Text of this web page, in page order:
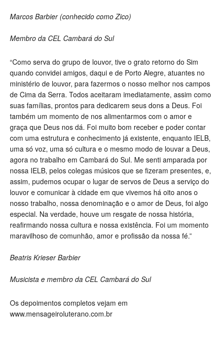
Marcos Barbier (conhecido como Zico)
Membro da CEL Cambará do Sul
“Como serva do grupo de louvor, tive o grato retorno do Sim
quando convidei amigos, daqui e de Porto Alegre, atuantes no
ministério de louvor, para fazermos o nosso melhor nos campos
de Cima da Serra. Todos aceitaram imediatamente, assim como
suas famílias, prontos para dedicarem seus dons a Deus. Foi
também um momento de nos alimentarmos com o amor e
graça que Deus nos dá. Foi muito bom receber e poder contar
com uma estrutura e conhecimento já existente, enquanto IELB,
uma só voz, uma só cultura e o mesmo modo de louvar a Deus,
agora no trabalho em Cambará do Sul. Me senti amparada por
nossa IELB, pelos colegas músicos que se fizeram presentes, e,
assim, pudemos ocupar o lugar de servos de Deus a serviço do
louvor e comunicar à cidade em que vivemos há oito anos o
nosso trabalho, nossa denominação e o amor de Deus, foi algo
especial. Na verdade, houve um resgate de nossa história,
reafirmando nossa cultura e nossa existência. Foi um momento
maravilhoso de comunhão, amor e profissão da nossa fé.”
Beatris Krieser Barbier
Musicista e membro da CEL Cambará do Sul
Os depoimentos completos vejam em
www.mensageiroluterano.com.br